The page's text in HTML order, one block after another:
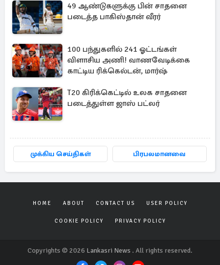
49 ஆண்டுகளுக்கு பின் சாதனை
படைத்த பாகிஸ்தான் வீரர்
100 பந்துகளில் 241 ஓட்டங்கள்
விளாசிய அணி! வாணவேடிக்கை
காட்டிய ரிக்கெல்டன், மார்ஷ்
T20 கிரிக்கெட்டில் உலக சாதனை
படைத்துள்ள ஜாஸ் பட்லர்
முக்கிய செய்திகள் பிரபலமானவை
HOME ABOUT CONTACT US USER POLICY
COOKIE POLICY PRIVACY POLICY
Copyrights © 2026 Lankasri News . All rights reserved.